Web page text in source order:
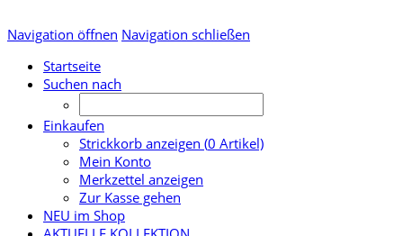
Navigation öffnen Navigation schließen
Startseite
Suchen nach
Einkaufen
Strickkorb anzeigen (0 Artikel)
Mein Konto
Merkzettel anzeigen
Zur Kasse gehen
NEU im Shop